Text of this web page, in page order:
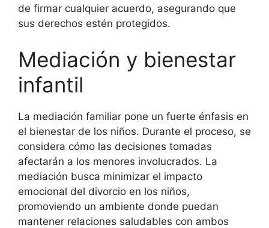
de firmar cualquier acuerdo, asegurando que
sus derechos estén protegidos.
Mediación y bienestar
infantil
La mediación familiar pone un fuerte énfasis en
el bienestar de los niños. Durante el proceso, se
considera cómo las decisiones tomadas
afectarán a los menores involucrados. La
mediación busca minimizar el impacto
emocional del divorcio en los niños,
promoviendo un ambiente donde puedan
mantener relaciones saludables con ambos